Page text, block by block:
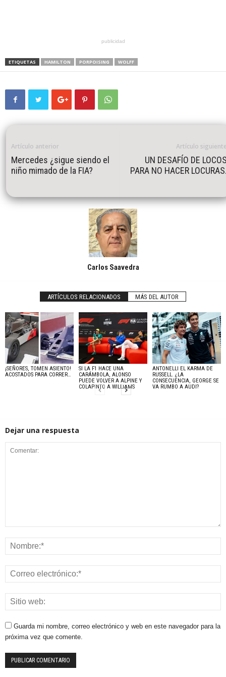
publicidad
ETIQUETAS HAMILTON PORPOISING WOLFF
Artículo anterior
Mercedes ¿sigue siendo el
niño mimado de la FIA?
Artículo
UN DESAFÍO DE
PARA NO HACER
Carlos Saavedra
ARTÍCULOS RELACIONADOS MÁS DEL AUTOR
¡SEÑORES, TOMEN ASIENTO!
ACOSTADOS PARA CORRER…
SI LA F1 HACE UNA
CARÁMBOLA, ALONSO
PUEDE VOLVER A ALPINE Y
COLAPINTO A WILLIAMS
ANTONELLI EL KARMA DE
RUSSELL. ¿LA
CONSECUENCIA, GEORGE SE
VA RUMBO A AUDI?
Dejar una respuesta
Guarda mi nombre, correo electrónico y web en este navegador para la
próxima vez que comente.